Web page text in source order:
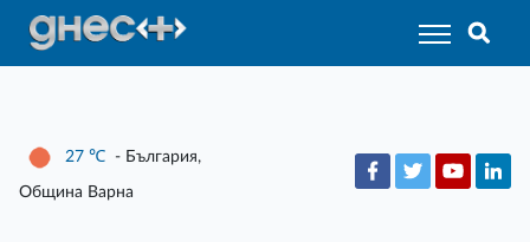
27 ℃ - България,
Община Варна